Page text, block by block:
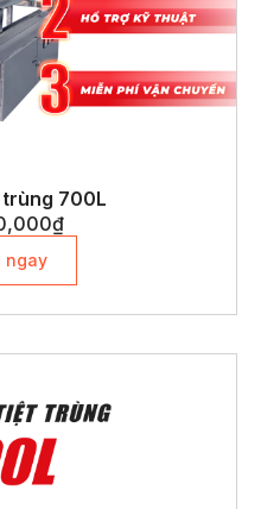
700L
₫
ngay